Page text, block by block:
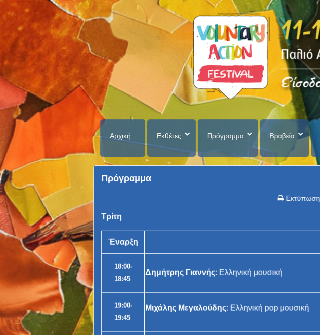
Αρχική Εκθέτες Πρόγραμμα Βραβεία
Πρόγραμμα
Εκτύπωση
Τρίτη
Έναρξη
18:00-
18:45
Δημήτρης Γιαννής: Ελληνική μουσική
19:00-
19:45
Μιχάλης Μεγαλούδης: Ελληνική pop μουσική